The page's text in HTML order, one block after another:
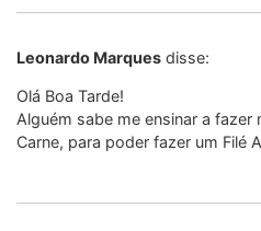
Leonardo Marques disse:
Olá Boa Tarde!
Alguém sabe me ensinar a fazer
Carne, para poder fazer um Filé